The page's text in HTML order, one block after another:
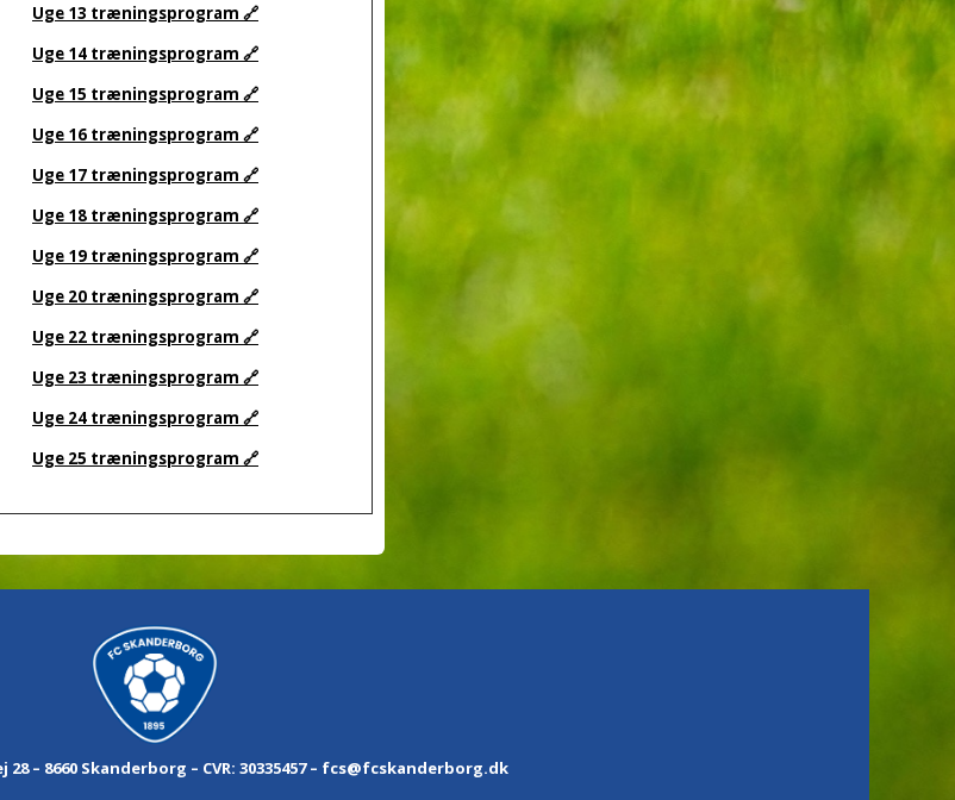
Uge 13 træningsprogram 🔗
Uge 14 træningsprogram 🔗
Uge 15 træningsprogram 🔗
Uge 16 træningsprogram 🔗
Uge 17 træningsprogram 🔗
Uge 18 træningsprogram 🔗
Uge 19 træningsprogram 🔗
Uge 20 træningsprogram 🔗
Uge 22 træningsprogram 🔗
Uge 23 træningsprogram 🔗
Uge 24 træningsprogram 🔗
Uge 25 træningsprogram 🔗
– 8660 Skanderborg – CVR: 30335457 – fcs@fcskanderborg.dk